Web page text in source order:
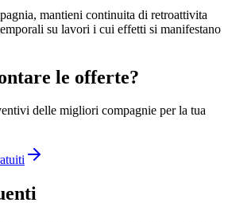
mantieni continuita di retroattivita
su lavori i cui effetti si manifestano
le offerte?
delle migliori compagnie per la tua